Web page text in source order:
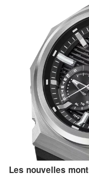
Les nouvelles